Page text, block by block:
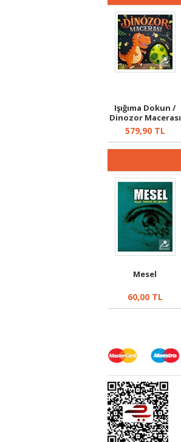
Işığıma Dokun /
Dinozor Macerası
579,90TL
Mesel
60,00TL